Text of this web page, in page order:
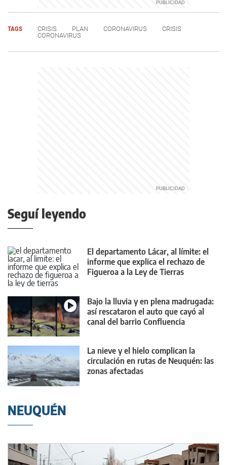
TAGS CRISIS PLAN CORONAVIRUS
CRISIS
CORONAVIRUS
Seguí leyendo
El departamento Lácar, al límite: el
informe que explica el rechazo de
Figueroa a la Ley de Tierras
Bajo la lluvia y en plena madrugada:
así rescataron el auto que cayó al
canal del barrio Confluencia
La nieve y el hielo complican la
circulación en rutas de Neuquén: las
zonas afectadas
NEUQUÉN